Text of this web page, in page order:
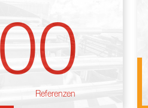
Referenzen